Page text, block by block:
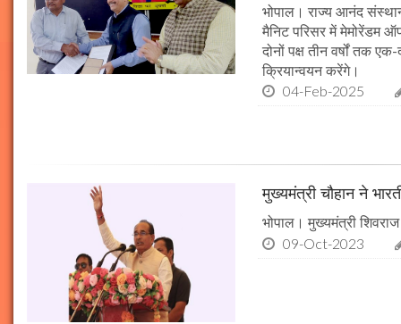
भोपाल। राज्य आनंद
मैनिट परिसर में मेमोरेंडम
दोनों पक्ष तीन वर्षों तक
क्रियान्वयन करेंगे।
04-Feb-2025
मुख्यमंत्री चौहान ने
भोपाल। मुख्यमंत्री
09-Oct-2023